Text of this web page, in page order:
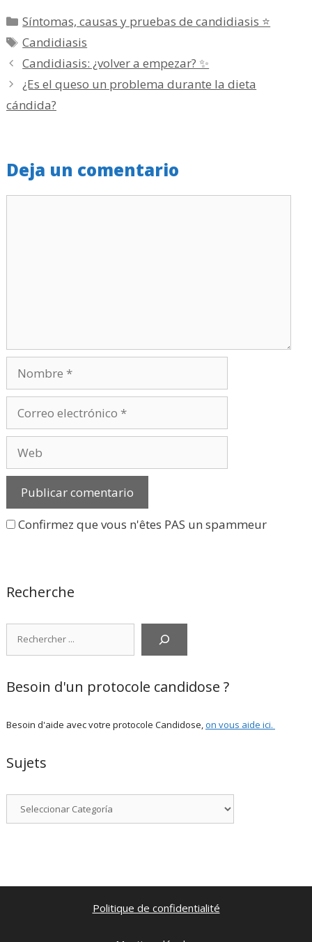
Categorías
Síntomas, causas y pruebas de candidiasis ⭐
Etiquetas
Candidiasis
Candidiasis: ¿volver a empezar? ✨
¿Es el queso un problema durante la dieta
cándida?
Deja un comentario
electrónico
Confirmez que vous n'êtes PAS un spammeur
Recherche
Besoin d'un protocole candidose ?
Besoin d'aide avec votre protocole Candidose,on vous aide ici.
Sujets
Politique de confidentialité